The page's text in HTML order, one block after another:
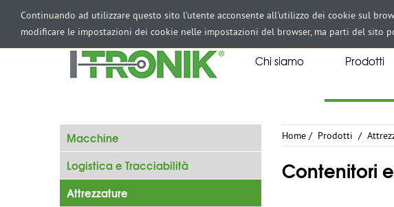
Chi siamo Prodotti
Macchine
Logistica e Tracciabilità
Attrezzature
Home/ Prodotti /
Contenitori
Continuando ad utilizzare questo sito l'utente acconsente all'utilizzo dei cookie sul
modificare le impostazioni dei cookie nelle impostazioni del browser, ma parti del sito